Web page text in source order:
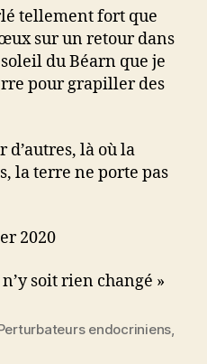
tellement fort que
sur un retour dans
soleil du Béarn que je
pour grapiller des
là où la
la terre ne porte pas
2020
soit rien changé »
endocriniens